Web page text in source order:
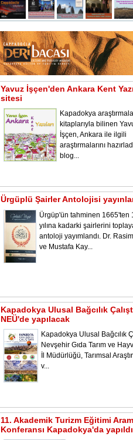
Yavuz İşçen'den Ankara Kent
sitesi
Kapadokya
kitaplarıyla bilinen
İşçen, Ankara ile ilgili
araştırmalarını
blog...
Ürgüplü Şairler Antolojisi
Ürgüp'ün tahminen 1665'ten
yılına kadarki şairlerini
antoloji yayımlandı. Dr.
ve Mustafa Kay...
Kapadokya Ulusal Bağcılık
NEÜ'de yapılacak
Kapadokya Ulusal Bağcılık
Nevşehir Gıda Tarım ve
İl Müdürlüğü, Tarımsal
v...
11. Akademik Turizm Eğitimi
Konferansı Kapadokya'da yapıldı